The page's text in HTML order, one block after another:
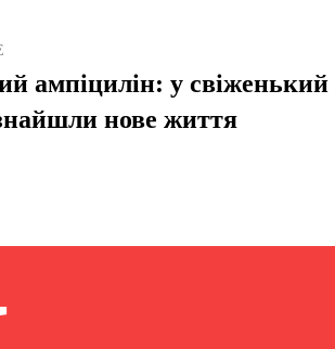
ампіцилін: у свіженький
нове життя